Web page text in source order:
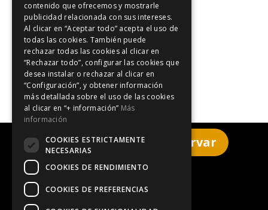
Gastronomía de Cataluña
IRONMAN
Semana Santa
Tour de Francia
Triatlones
Haz clic aquí para reservar
Aviso legal
contenido que ofrecemos y mostrarle
publicidad relacionada con sus intereses.
Al clicar en “Aceptar todo” acepta el uso de
todas las cookies. También puede
rechazar todas las cookies al clicar en
“Rechazar todo”, configurar las cookies que
desea instalar o rechazar al clicar en
“Configuración”, y obtener información
más detallada sobre el uso de las cookies
al clicar en “+ información” Más
información
COOKIES ESTRICTAMENTE
NECESARIAS
COOKIES DE RENDIMIENTO
COOKIES DE PREFERENCIAS